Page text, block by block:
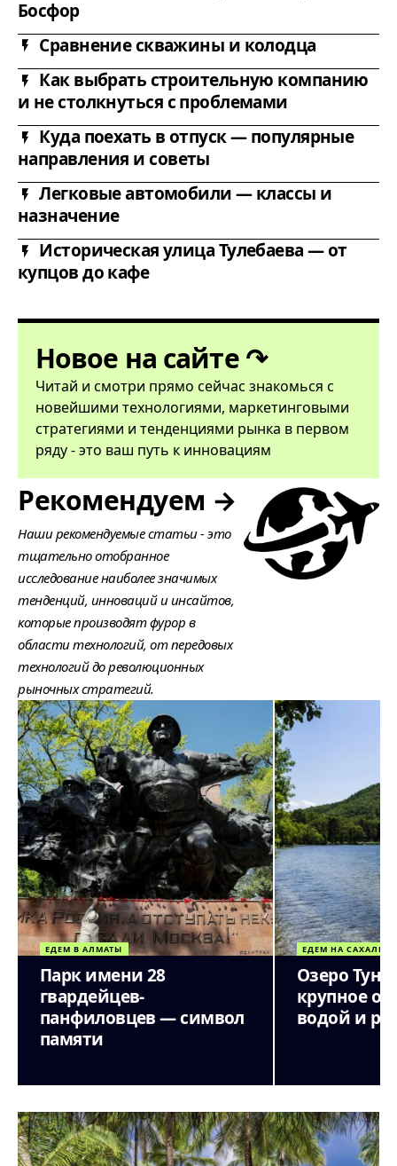
Босфор
Сравнение скважины и колодца
Как выбрать строительную компанию
и не столкнуться с проблемами
Куда поехать в отпуск — популярные
направления и советы
Легковые автомобили — классы и
назначение
Историческая улица Тулебаева — от
купцов до кафе
Новое на сайте ↷
Читай и смотри прямо сейчас знакомься с
новейшими технологиями, маркетинговыми
стратегиями и тенденциями рынка в первом
ряду - это ваш путь к инновациям
Рекомендуем →
Наши рекомендуемые статьи - это
тщательно отобранное
исследование наиболее значимых
тенденций, инноваций и инсайтов,
которые производят фурор в
области технологий, от передовых
технологий до революционных
рыночных стратегий.
ЕДЕМ В АЛМАТЫ
Парк имени 28
гвардейцев-
панфиловцев — символ
памяти
ЕДЕМ НА САХАЛИН
Озеро
крупное
водой и